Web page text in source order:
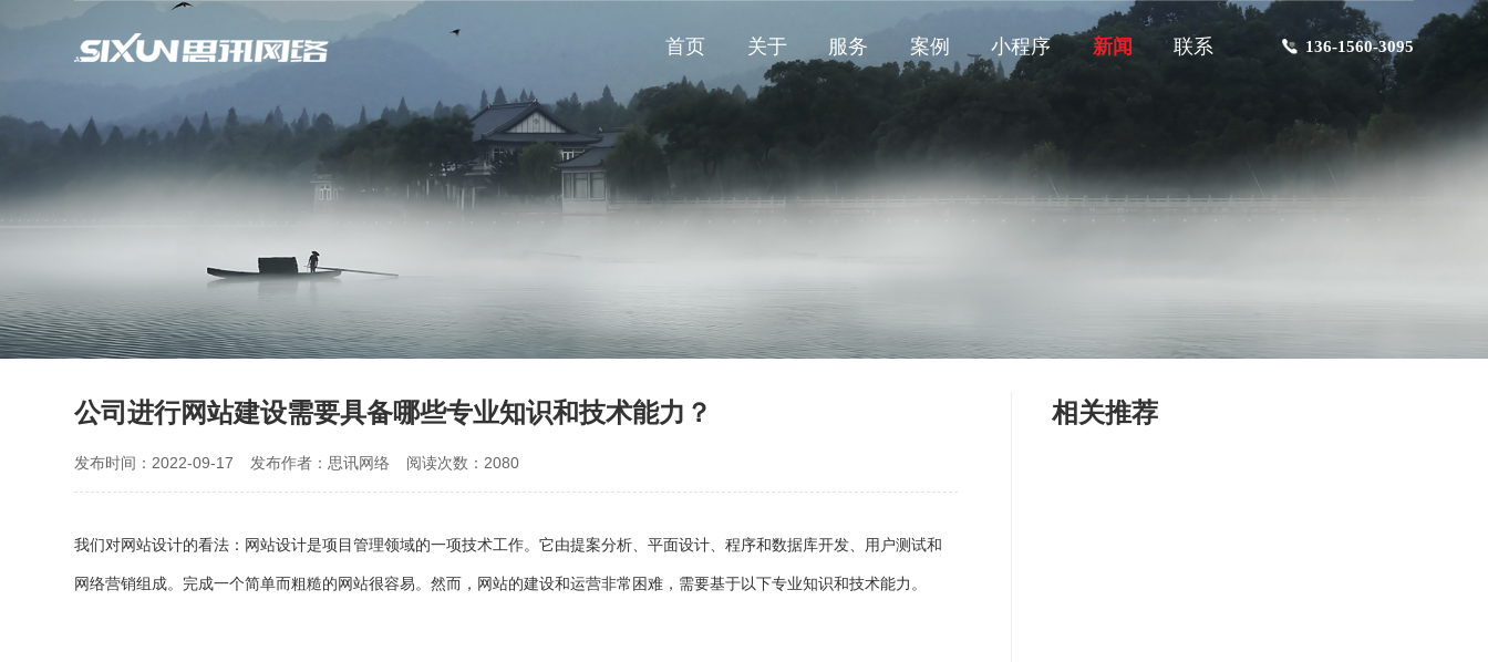
136-1560-3095
首页 关于 服务 案例 小程序 新闻 联系
公司进行网站建设需要具备哪些专业知识和技术能力？
发布时间：2022-09-17 发布作者：思讯网络 阅读次数：2080
我们对网站设计的看法：网站设计是项目管理领域的一项技术工作。它由提案分析、平面设计、程序和数据库开发、用户测试和
网络营销组成。完成一个简单而粗糙的网站很容易。然而，网站的建设和运营非常困难，需要基于以下专业知识和技术能力。
相关推荐